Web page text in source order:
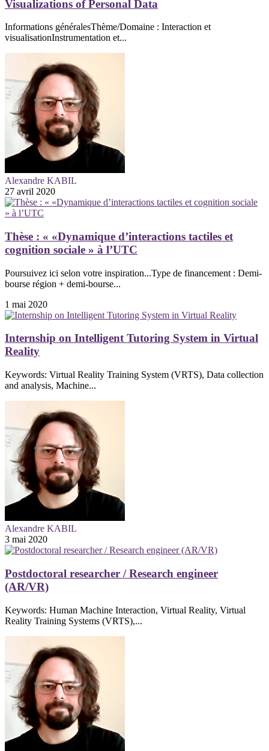
Visualizations of Personal Data
Informations généralesThème/Domaine : Interaction et
visualisationInstrumentation et...
Alexandre KABIL
27 avril 2020
Thèse : « «Dynamique d’interactions tactiles et
cognition sociale » à l’UTC
Poursuivez ici selon votre inspiration...Type de financement : Demi-
bourse région + demi-bourse...
1 mai 2020
Internship on Intelligent Tutoring System in Virtual
Reality
Keywords: Virtual Reality Training System (VRTS), Data collection
and analysis, Machine...
Alexandre KABIL
3 mai 2020
Postdoctoral researcher / Research engineer
(AR/VR)
Keywords: Human Machine Interaction, Virtual Reality, Virtual
Reality Training Systems (VRTS),...